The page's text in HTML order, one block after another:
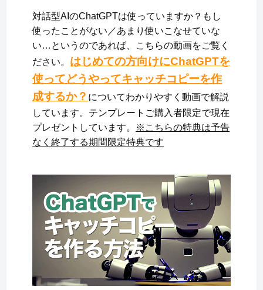
今後も引き続き、よろしくお願いいたします。
対話型AIのChatGPTは使っていますか？もし
使ったことがない／あまり使いこなせていな
い…というのであれば、こちらの動画をご覧く
ださい。 はじめての方向けにChatGPTを
使ってどうやってキャッチコピーを作
成するか？ についてわかりやすく動画で解説
しています。テンプレートご購入者限定で現在
プレゼントしています。
※こちらの特典は予告
なく終了する期間限定特典です